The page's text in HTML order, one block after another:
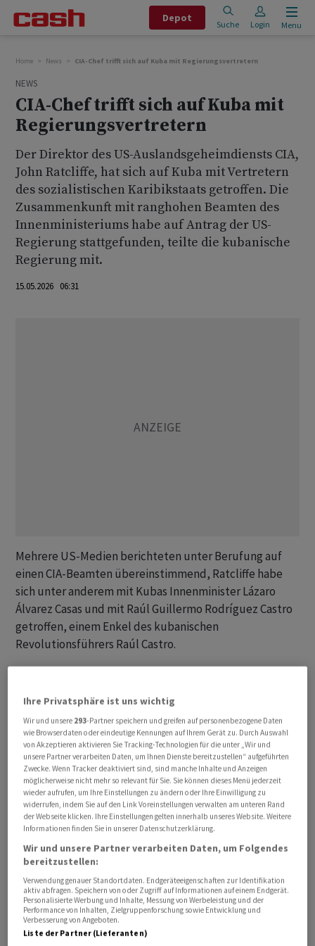
Depot
Suche Login Menu
Home News CIA-Chef trifft sich auf Kuba mit Regierungsvertretern
NEWS
CIA-Chef trifft sich auf Kuba mit
Regierungsvertretern
Der Direktor des US-Auslandsgeheimdiensts CIA,
John Ratcliffe, hat sich auf Kuba mit Vertretern
des sozialistischen Karibikstaats getroffen. Die
Zusammenkunft mit ranghohen Beamten des
Innenministeriums habe auf Antrag der US-
Regierung stattgefunden, teilte die kubanische
Regierung mit.
15.05.2026 06:31
Mehrere US-Medien berichteten unter Berufung auf
einen CIA-Beamten übereinstimmend, Ratcliffe habe
sich unter anderem mit Kubas Innenminister Lázaro
Álvarez Casas und mit Raúl Guillermo Rodríguez Castro
getroffen, einem Enkel des kubanischen
Revolutionsführers Raúl Castro.
News zitierten einen CIA-Beamten mit der Aussage,
dass Ratcliffe nach Kuba gereist sei, um die Botschaft
von US-Präsident Donald Trump zu überbringen, «dass
die Vereinigten Staaten bereit sind, sich ernsthaft mit
Wirtschafts- und Sicherheitsfragen zu befassen, jedoch
nur, wenn Kuba grundlegende Veränderungen
vornimmt».
Von der kubanischen Regierung hiess es, der Besuch
habe vor dem Hintergrund «komplexer» bilateraler
zwischen beiden Ländern zu fördern. Kubas Vertreter
hätten bei dem Treffen mit Ratcliffe und der US-
Delegation eindeutig nachweisen können, dass die Insel
«keine Bedrohung für die nationale Sicherheit der USA»
Ihre Privatsphäre ist uns wichtig
Wir und unsere 293-Partner speichern und greifen auf personenbezogene Daten
wie Browserdaten oder eindeutige Kennungen auf Ihrem Gerät zu. Durch Auswahl
von Akzeptieren aktivieren Sie Tracking-Technologien für die unter „Wir und
unsere Partner verarbeiten Daten, um Ihnen Dienste bereitzustellen“ aufgeführten
Zwecke. Wenn Tracker deaktiviert sind, sind manche Inhalte und Anzeigen
möglicherweise nicht mehr so relevant für Sie. Sie können dieses Menü jederzeit
wieder aufrufen, um Ihre Einstellungen zu ändern oder Ihre Einwilligung zu
widerrufen, indem Sie auf den Link Voreinstellungen verwalten am unteren Rand
der Webseite klicken. Ihre Einstellungen gelten innerhalb unseres Website. Weitere
Informationen finden Sie in unserer Datenschutzerklärung.
Wir und unsere Partner verarbeiten Daten, um Folgendes
bereitzustellen:
Verwendung genauer Standortdaten. Endgeräteeigenschaften zur Identifikation
aktiv abfragen. Speichern von oder Zugriff auf Informationen auf einem Endgerät.
Personalisierte Werbung und Inhalte, Messung von Werbeleistung und der
Performance von Inhalten, Zielgruppenforschung sowie Entwicklung und
Verbesserung von Angeboten.
Liste der Partner (Lieferanten)